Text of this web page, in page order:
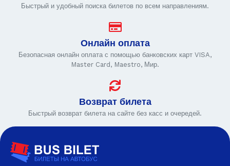
Быстрый и удобный поиска билетов по всем направлениям.
Онлайн оплата
Безопасная онлайн оплата с помощью банковских карт VISA,
Master Card, Maestro, Мир.
Возврат билета
Быстрый возврат билета на сайте без касс и очередей.